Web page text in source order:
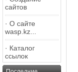
сайтов
· О сайте
wasp.kz...
· Каталог
ссылок